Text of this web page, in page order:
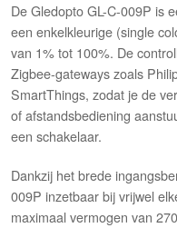
De Gledopto GL-C-009P is
een enkelkleurige (single
van 1% tot 100%. De
Zigbee-gateways zoals
SmartThings, zodat je de
of afstandsbediening
een schakelaar.
Dankzij het brede
009P inzetbaar bij vrijwel
maximaal vermogen van